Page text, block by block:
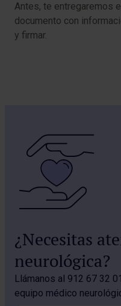
Antes, te entregaremos
documento con
y firmar.
¿Necesitas
neurológica?
Llámanos al 912 67 32
equipo médico